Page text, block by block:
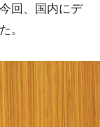
回、国内にデ
。